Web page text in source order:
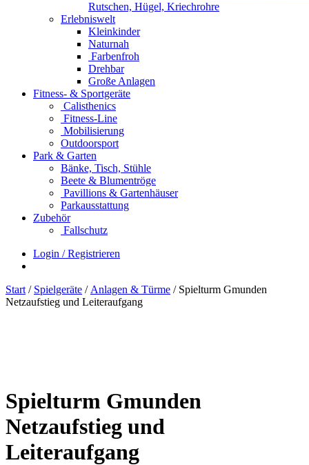
Rutschen, Hügel, Kriechrohre
Erlebniswelt
Kleinkinder
Naturnah
Farbenfroh
Drehbar
Große Anlagen
Fitness- & Sportgeräte
Calisthenics
Fitness-Line
Mobilisierung
Outdoorsport
Park & Garten
Bänke, Tisch, Stühle
Beete & Blumentröge
Pavillions & Gartenhäuser
Parkausstattung
Zubehör
Fallschutz
Login / Registrieren
Start / Spielgeräte / Anlagen & Türme / Spielturm Gmunden
Netzaufstieg und Leiteraufgang
Spielturm Gmunden
Netzaufstieg und
Leiteraufgang